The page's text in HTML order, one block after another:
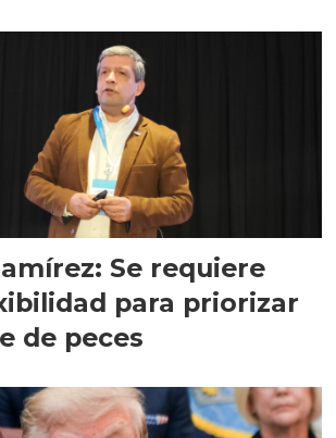
Se requiere
para priorizar
de peces